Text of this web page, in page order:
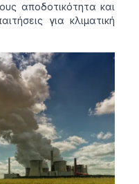
αποδοτικότητα και
για κλιματική